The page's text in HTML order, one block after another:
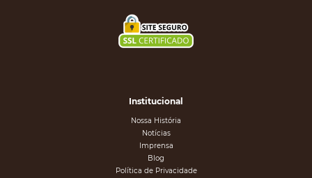
Institucional
Nossa História
Notícias
Imprensa
Blog
Política de Privacidade